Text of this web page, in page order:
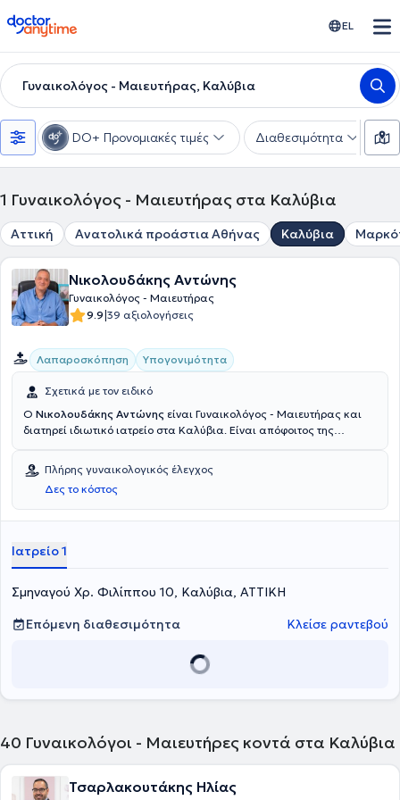
doctoranytime EL
Γυναικολόγος - Μαιευτήρας, Καλύβια
DO+ Προνομιακές τιμές Διαθεσιμότητα
1 Γυναικολόγος - Μαιευτήρας στα Καλύβια
Αττική Ανατολικά προάστια Αθήνας Καλύβια
Νικολουδάκης Αντώνης
Γυναικολόγος - Μαιευτήρας
9.9|39 αξιολογήσεις
Λαπαροσκόπηση Υπογονιμότητα
Σχετικά με τον ειδικό
Ο Νικολουδάκης Αντώνης είναι Γυναικολόγος - Μαιευτήρας και
διατηρεί ιδιωτικό ιατρείο στα Καλύβια. Είναι απόφοιτος της
ανοσολογία της αναπαραγωγής και στην λαπαροσκοπική
χειρουργική. Διευθύνει το τμήμα ελέγχου επαναλαμβανόμενων
αποβολών και είναι επιστημονικός συνεργάτης της μονάδας
εξωσωματικής γονιμοποίησης του Μαιευτηρίου ΡΕΑ (REA IVF).
Ενδοσκόπησης και της Ευρωπαϊκής Εταιρείας Γυναικολογικής
Ενδοσκόπησης. Στο ιατρείο του αναλαμβάνει περιστατικά που
πιο συγκεκριμένα: Υπογονιμότητα, Ρομποτική χειρουργική και
Πλήρης γυναικολογικός έλεγχος
Δες το κόστος
Ιατρείο 1
Σμηναγού Χρ. Φιλίππου 10, Καλύβια, ΑΤΤΙΚΗ
Επόμενη διαθεσιμότητα
Κλείσε ραντεβού
40 Γυναικολόγοι - Μαιευτήρες κοντά στα Καλύβια
Τσαρλακουτάκης Ηλίας